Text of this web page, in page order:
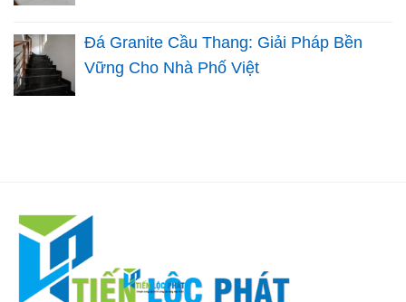
Đá Granite Cầu Thang: Giải Pháp Bền
Vững Cho Nhà Phố Việt